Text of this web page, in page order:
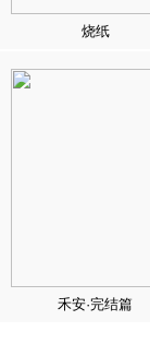
烧纸
禾安·完结篇